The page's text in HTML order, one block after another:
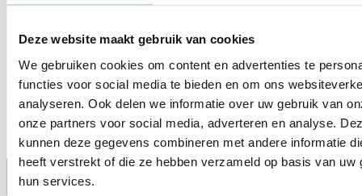
Deze website maakt gebruik van cookies
We gebruiken cookies om content en advertenties te
functies voor social media te bieden en om ons
analyseren. Ook delen we informatie over uw gebruik van
onze partners voor social media, adverteren en analyse.
kunnen deze gegevens combineren met andere informatie
heeft verstrekt of die ze hebben verzameld op basis van uw
hun services.
diensten van Atos Medical.
Verzenden
Delen